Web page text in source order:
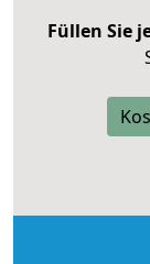
Füllen Sie